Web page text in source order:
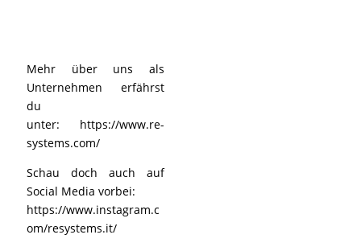
Mehr über uns als
Unternehmen erfährst
du
unter: https://www.re-
systems.com/
Schau doch auch auf
Social Media vorbei:
https://www.instagram.c
om/resystems.it/